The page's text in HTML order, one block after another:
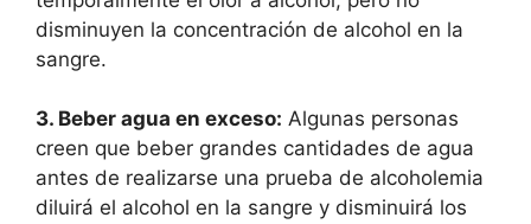
disminuyen la concentración de alcohol en la
sangre.
3. Beber agua en exceso: Algunas personas
creen que beber grandes cantidades de agua
antes de realizarse una prueba de alcoholemia
diluirá el alcohol en la sangre y disminuirá los